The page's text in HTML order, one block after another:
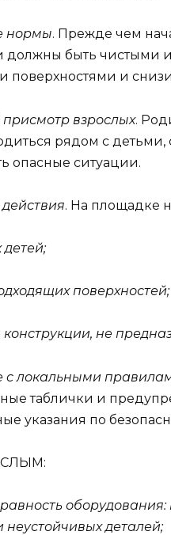
нормы. Прежде чем
быть чистыми и
поверхностями и
взрослых.
рядом с
опасные ситуации.
. На площадке
детей;
поверхностей;
конструкции, не
с локальными
таблички и
указания по
неустойчивых деталей;